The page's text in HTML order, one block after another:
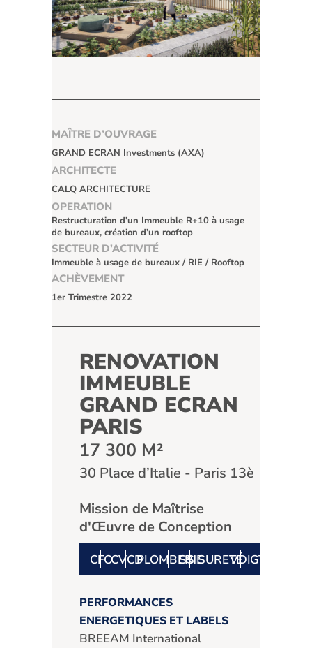
MAÎTRE D’OUVRAGE
GRAND ECRAN Investments (AXA)
ARCHITECTE
CALQ ARCHITECTURE
OPERATION
Restructuration d’un Immeuble R+10 à usage
de bureaux, création d’un rooftop
SECTEUR D’ACTIVITÉ
Immeuble à usage de bureaux / RIE / Rooftop
ACHÈVEMENT
1er Trimestre 2022
RENOVATION
IMMEUBLE
GRAND ECRAN
PARIS
17 300 M²
30 Place d’Italie - Paris 13è
Mission de Maîtrise
d'Œuvre de Conception
CFOCVCDPLOMBERIE
SSISURETÉ
VDIGTB
PERFORMANCES
ENERGETIQUES ET LABELS
BREEAM International